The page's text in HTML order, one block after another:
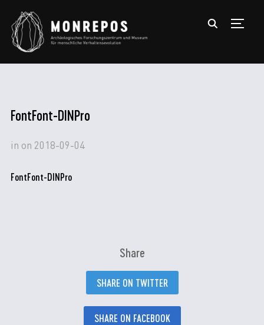
FontFont-DINPro
in on 2018-09-04
FontFont-DINPro
Share
SHARE ON TWITTER
SHARE ON FACEBOOK